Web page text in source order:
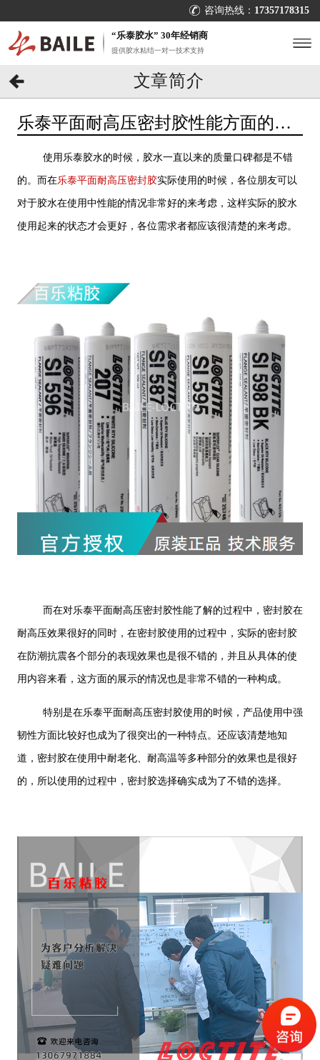
咨询热线： 17357178315
“乐泰胶水” 30年经销商
提供胶水粘结一对一技术支持
文章简介
乐泰平面耐高压密封胶性能方面的情
使用乐泰胶水的时候，胶水一直以来的质量口碑都是不错
的。而在乐泰平面耐高压密封胶实际使用的时候，各位朋友可以
对于胶水在使用中性能的情况非常好的来考虑，这样实际的胶水
使用起来的状态才会更好，各位需求者都应该很清楚的来考虑。
而在对乐泰平面耐高压密封胶性能了解的过程中，密封胶在
耐高压效果很好的同时，在密封胶使用的过程中，实际的密封胶
在防潮抗震各个部分的表现效果也是很不错的，并且从具体的使
用内容来看，这方面的展示的情况也是非常不错的一种构成。
特别是在乐泰平面耐高压密封胶使用的时候，产品使用中强
韧性方面比较好也成为了很突出的一种特点。还应该清楚地知
道，密封胶在使用中耐老化、耐高温等多种部分的效果也是很好
的，所以使用的过程中，密封胶选择确实成为了不错的选择。